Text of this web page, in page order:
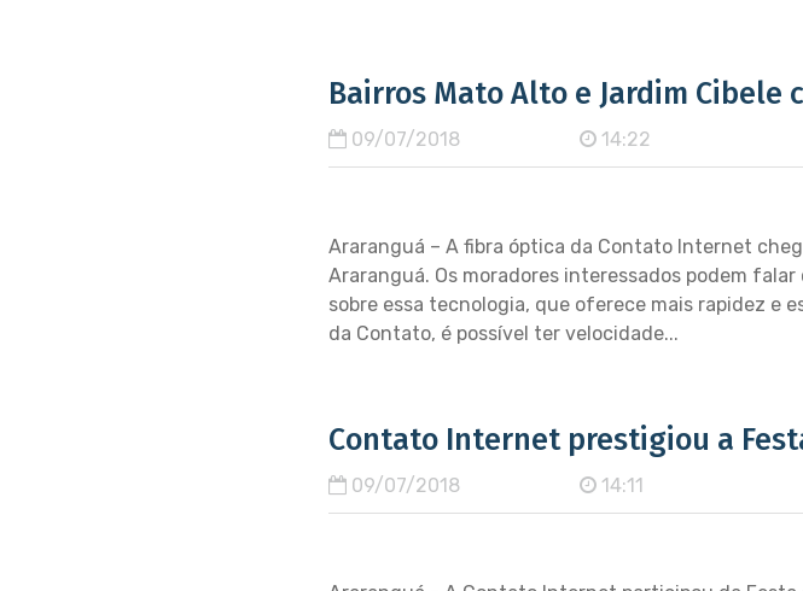
Bairros Mato Alto e Jardim
09/07/2018 14:22
Araranguá – A fibra óptica da Contato Internet
Araranguá. Os moradores interessados podem
sobre essa tecnologia, que oferece mais rapidez e
da Contato, é possível ter velocidade...
Contato Internet prestigiou a
09/07/2018 14:11